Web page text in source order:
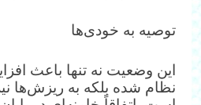
توصیه‌ به خودی‌ها
این وضعیت نه تنها باعث
نظام شده بلکه به ریزش‌ها